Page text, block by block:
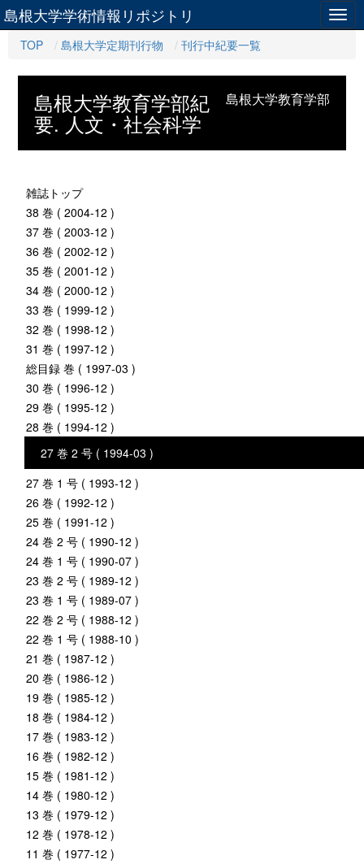
島根大学学術情報リポジトリ
TOP 島根大学定期刊行物 刊行中紀要一覧
島根大学教育学部
島根大学教育学部紀
要. 人文・社会科学
雑誌トップ
38 巻 ( 2004-12 )
37 巻 ( 2003-12 )
36 巻 ( 2002-12 )
35 巻 ( 2001-12 )
34 巻 ( 2000-12 )
33 巻 ( 1999-12 )
32 巻 ( 1998-12 )
31 巻 ( 1997-12 )
総目録 巻 ( 1997-03 )
30 巻 ( 1996-12 )
29 巻 ( 1995-12 )
28 巻 ( 1994-12 )
27 巻 2 号 ( 1994-03 )
27 巻 1 号 ( 1993-12 )
26 巻 ( 1992-12 )
25 巻 ( 1991-12 )
24 巻 2 号 ( 1990-12 )
24 巻 1 号 ( 1990-07 )
23 巻 2 号 ( 1989-12 )
23 巻 1 号 ( 1989-07 )
22 巻 2 号 ( 1988-12 )
22 巻 1 号 ( 1988-10 )
21 巻 ( 1987-12 )
20 巻 ( 1986-12 )
19 巻 ( 1985-12 )
18 巻 ( 1984-12 )
17 巻 ( 1983-12 )
16 巻 ( 1982-12 )
15 巻 ( 1981-12 )
14 巻 ( 1980-12 )
13 巻 ( 1979-12 )
12 巻 ( 1978-12 )
11 巻 ( 1977-12 )